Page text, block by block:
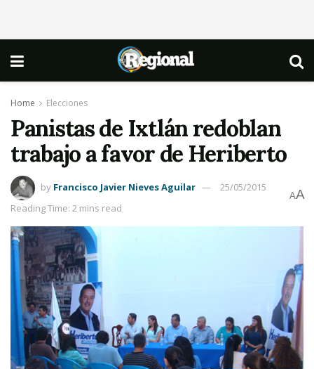
Home Elecciones
Panistas de Ixtlán redoblan
trabajo a favor de Heriberto
by Francisco Javier Nieves Aguilar
25/05/2015
Reading Time: 2 mins read
AA